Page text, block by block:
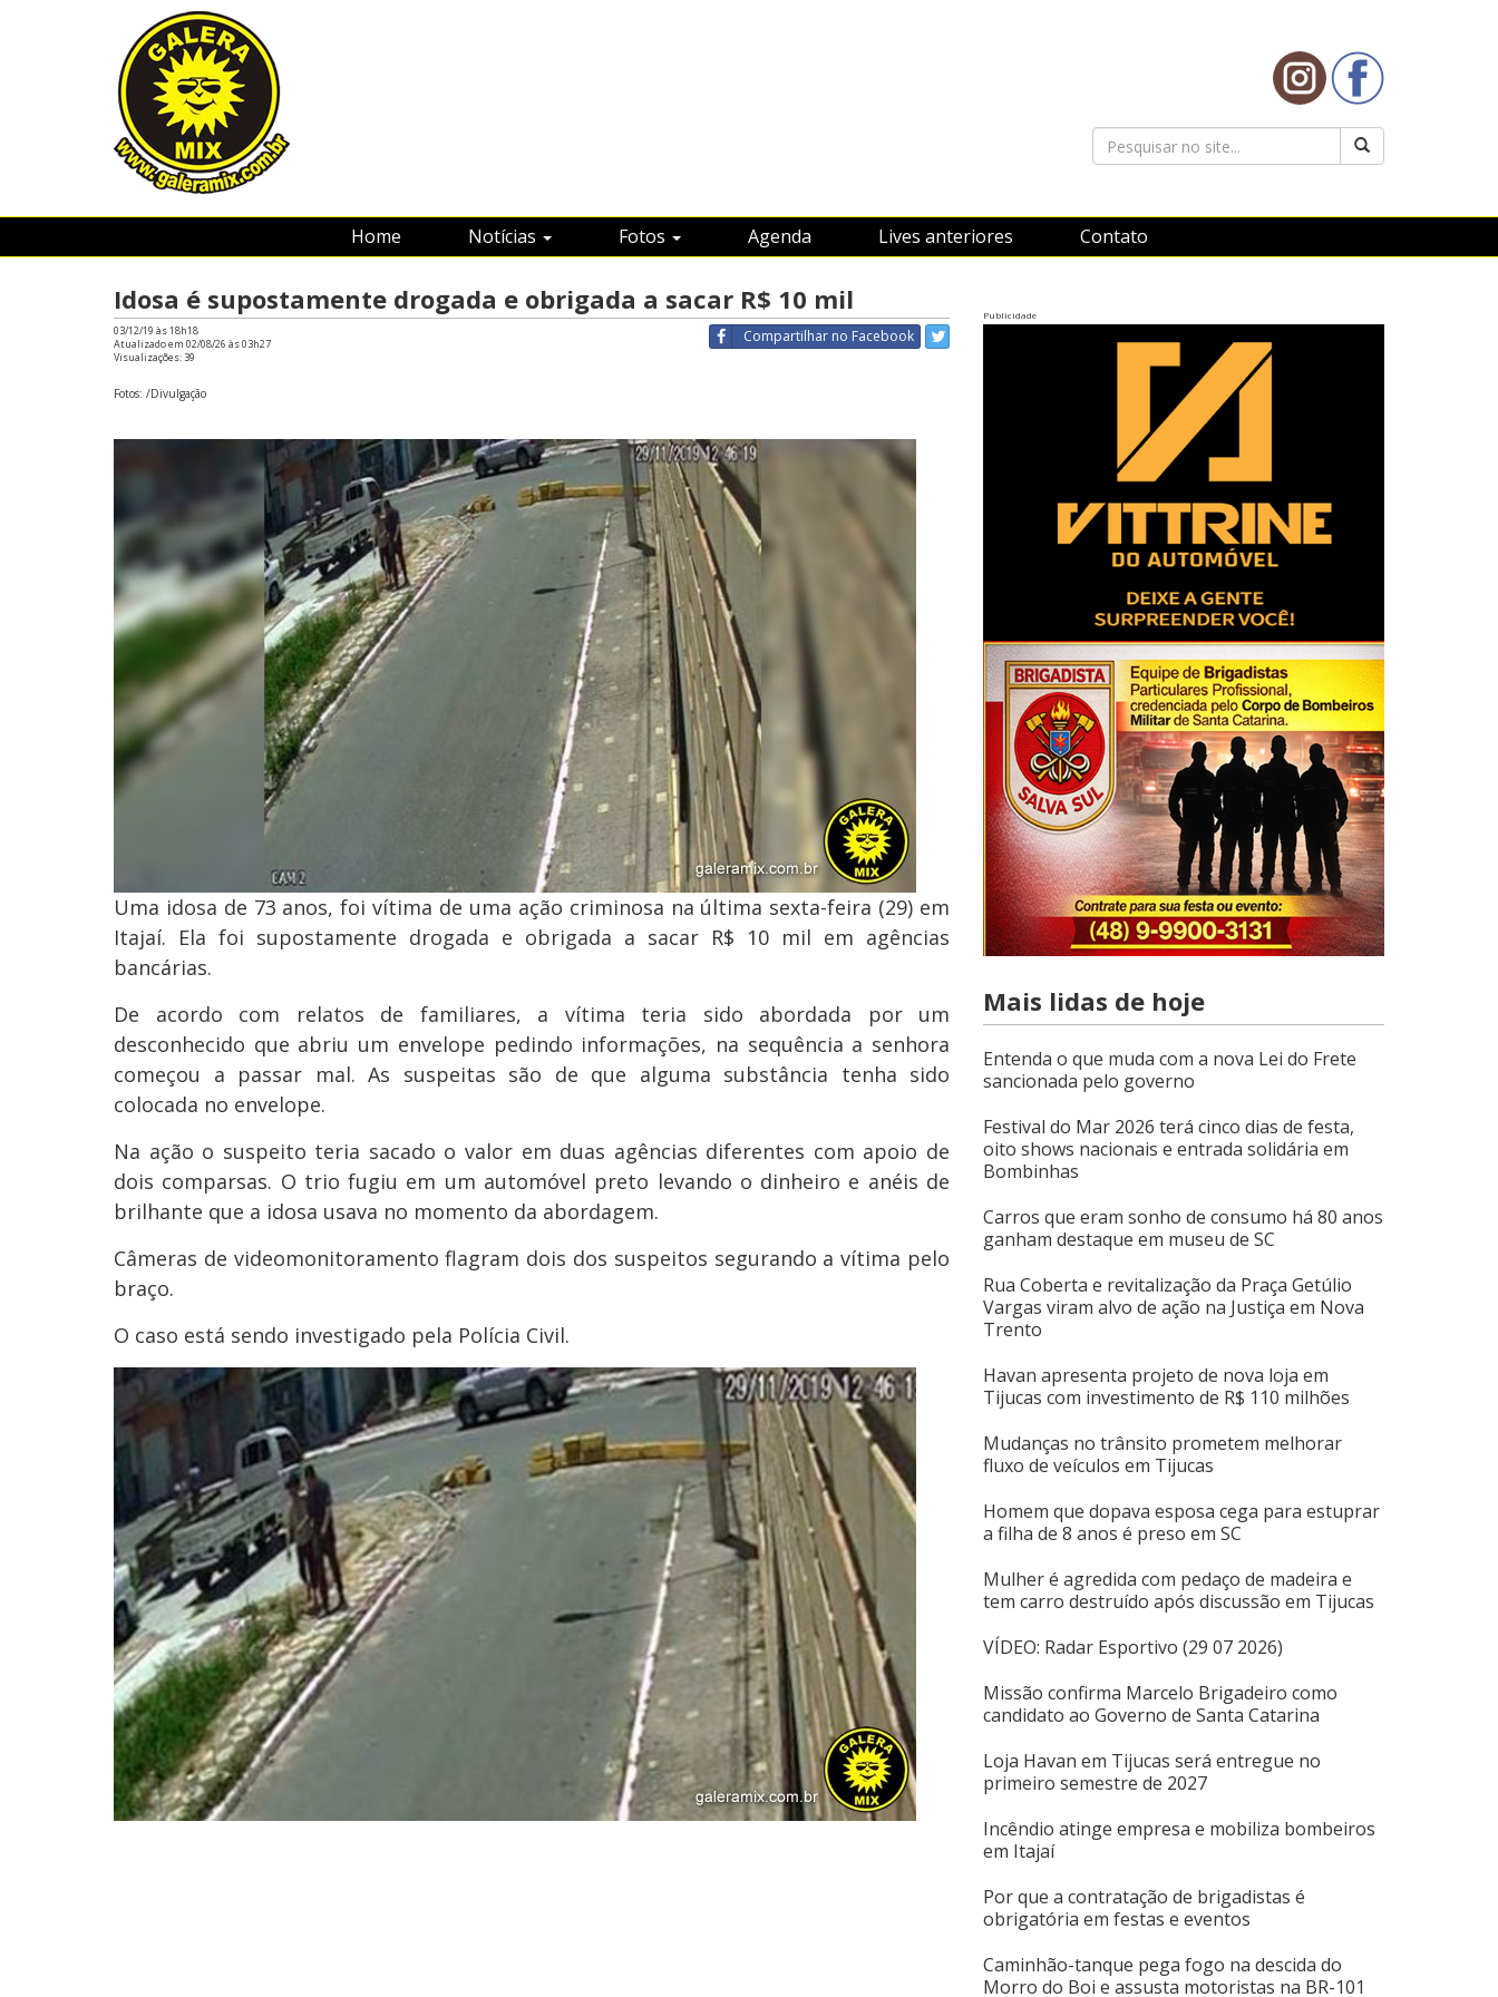
Home Notícias Fotos Agenda Lives anteriores Contato
Idosa é supostamente drogada e obrigada a sacar R$ 10 mil
Compartilhar no Facebook
03/12/19 às 18h18
Atualizado em 02/08/26 às 03h27
Visualizações: 39
Fotos: /Divulgação
Uma idosa de 73 anos, foi vítima de uma ação criminosa na última sexta-feira (29) em
Itajaí. Ela foi supostamente drogada e obrigada a sacar R$ 10 mil em agências
bancárias.
De acordo com relatos de familiares, a vítima teria sido abordada por um
desconhecido que abriu um envelope pedindo informações, na sequência a senhora
começou a passar mal. As suspeitas são de que alguma substância tenha sido
colocada no envelope.
Na ação o suspeito teria sacado o valor em duas agências diferentes com apoio de
dois comparsas. O trio fugiu em um automóvel preto levando o dinheiro e anéis de
brilhante que a idosa usava no momento da abordagem.
Câmeras de videomonitoramento flagram dois dos suspeitos segurando a vítima pelo
braço.
O caso está sendo investigado pela Polícia Civil.
Publicidade
Mais lidas de hoje
Entenda o que muda com a nova Lei do Frete
sancionada pelo governo
Festival do Mar 2026 terá cinco dias de festa,
oito shows nacionais e entrada solidária em
Bombinhas
Carros que eram sonho de consumo há 80 anos
ganham destaque em museu de SC
Rua Coberta e revitalização da Praça Getúlio
Vargas viram alvo de ação na Justiça em Nova
Trento
Havan apresenta projeto de nova loja em
Tijucas com investimento de R$ 110 milhões
Mudanças no trânsito prometem melhorar
fluxo de veículos em Tijucas
Homem que dopava esposa cega para estuprar
a filha de 8 anos é preso em SC
Mulher é agredida com pedaço de madeira e
tem carro destruído após discussão em Tijucas
VÍDEO: Radar Esportivo (29 07 2026)
Missão confirma Marcelo Brigadeiro como
candidato ao Governo de Santa Catarina
Loja Havan em Tijucas será entregue no
primeiro semestre de 2027
Incêndio atinge empresa e mobiliza bombeiros
em Itajaí
Por que a contratação de brigadistas é
obrigatória em festas e eventos
Caminhão-tanque pega fogo na descida do
Morro do Boi e assusta motoristas na BR-101